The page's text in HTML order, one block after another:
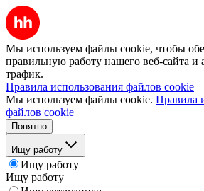
Мы используем файлы cookie, чтобы
правильную работу нашего веб-сайта и
трафик.
Правила использования файлов cookie
Мы используем файлы cookie. Правила
файлов cookie
Понятно
Ищу работу
Ищу работу
Ищу работу